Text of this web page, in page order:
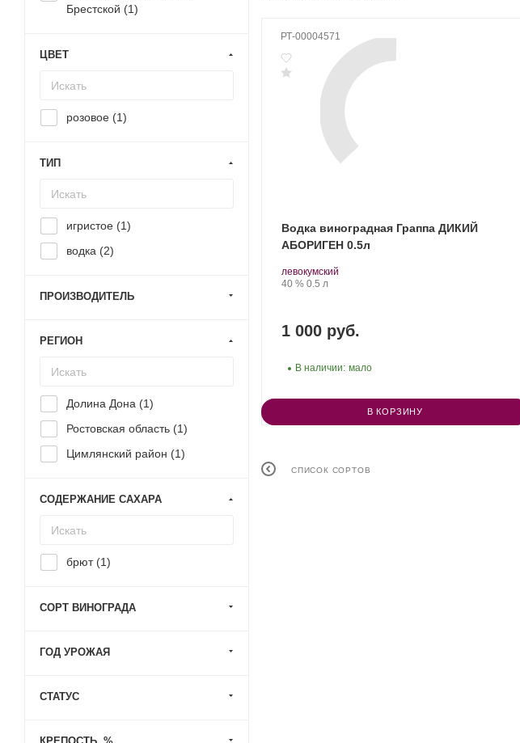
РТ-00004571
Водка виноградная Граппа ДИКИЙ
АБОРИГЕН 0.5л
Производитель:
КВКЗ
.
Сорт
левокумский
Крепость
40 %. Объем
0.5 л
1 000 руб.
В наличии: мало
В КОРЗИНУ
СПИСОК СОРТОВ
Брестской (1)
ЦВЕТ
розовое (1)
ТИП
игристое (1)
водка (2)
ПРОИЗВОДИТЕЛЬ
РЕГИОН
Долина Дона (1)
Ростовская область (1)
Цимлянский район (1)
СОДЕРЖАНИЕ САХАРА
брют (1)
СОРТ ВИНОГРАДА
ГОД УРОЖАЯ
СТАТУС